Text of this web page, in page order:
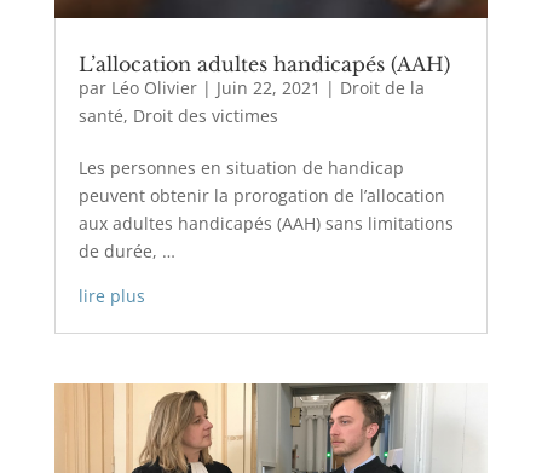
L’allocation adultes handicapés (AAH)
par Léo Olivier| Juin 22, 2021 | Droit de la
santé, Droit des victimes
Les personnes en situation de handicap
peuvent obtenir la prorogation de l’allocation
aux adultes handicapés (AAH) sans limitations
de durée, …
lire plus